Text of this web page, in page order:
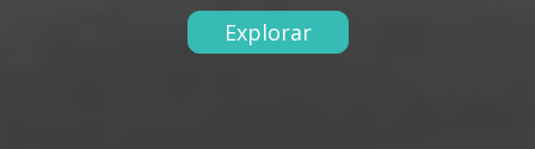
Explorar